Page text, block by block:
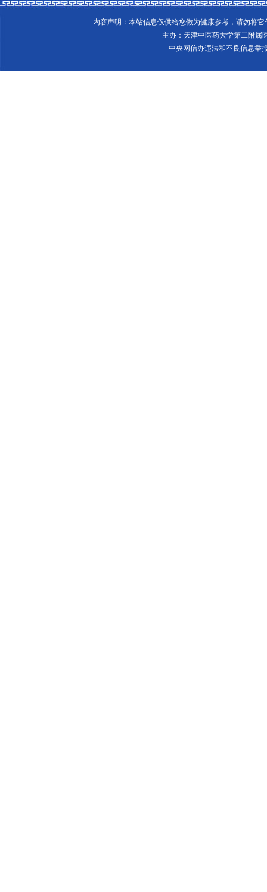
内容声明：本站信息仅供给您做为健康参考，请勿将
主办：天津中医药大学第二附属
中央网信办违法和不良信息举